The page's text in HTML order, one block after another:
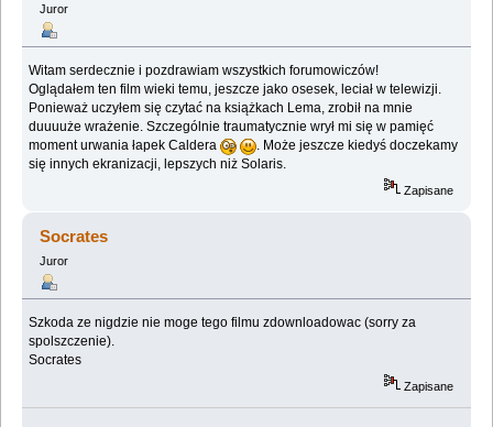
Juror
Witam serdecznie i pozdrawiam wszystkich forumowiczów!
Oglądałem ten film wieki temu, jeszcze jako osesek, leciał w telewizji.
Ponieważ uczyłem się czytać na książkach Lema, zrobił na mnie
duuuuże wrażenie. Szczególnie traumatycznie wrył mi się w pamięć
moment urwania łapek Caldera
. Może jeszcze kiedyś doczekamy
się innych ekranizacji, lepszych niż Solaris.
Zapisane
Socrates
Juror
Szkoda ze nigdzie nie moge tego filmu zdownloadowac (sorry za
spolszczenie).
Socrates
Zapisane